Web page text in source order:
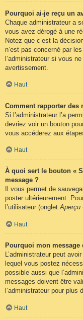
Pourquoi ai-je reçu un
Chaque administrateur a
vous avez dérogé à une
Notez que c’est la
n’est pas concerné par
l’administrateur si vous
avertissement.
Haut
Comment rapporter des
Si l’administrateur l’a
devriez voir un bouton
vous accéderez aux
Haut
À quoi sert le bouton «
message ?
Il vous permet de
poster ultérieurement.
l’utilisateur (ongletAperçu
Haut
Pourquoi mon message
L’administrateur peut
lequel vous postez
possible aussi que
messages doivent être
l’administrateur pour plus
Haut